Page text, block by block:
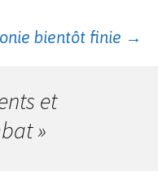
bientôt finie →
et
»